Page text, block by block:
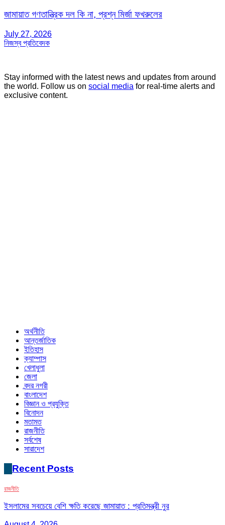
জামায়াত গণতান্ত্রিক দল কি না, প্রশ্ন মির্জা ফখরুলের
July 27, 2026
নিজস্ব প্রতিবেদক
Stay informed with the latest news and updates from around
the world. Follow us on social media for real-time alerts and
exclusive content.
অর্থনীতি
আন্তর্জাতিক
ইতিহাস
ক্যাম্পাস
খেলাধুলা
জেলা
বন্দর নগরী
বাংলাদেশ
বিজ্ঞান ও প্রযুক্তি
বিনোদন
মতামত
রাজনীতি
সর্বশেষ
সারাদেশ
Recent Posts
রাজনীতি
ইসলামের সবচেয়ে বেশি ক্ষতি করেছে জামায়াত : প্রতিমন্ত্রী নুর